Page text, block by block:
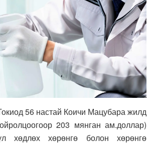
56 настай Коичи Мацубара жилд
203 мянган ам.доллар)
хөдлөх хөрөнгө болон хөрөнгө